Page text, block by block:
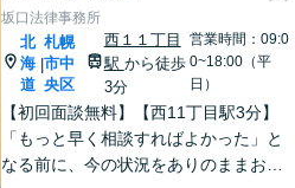
坂口法律事務所
北
海
道
|
札幌
市中
央区
西１１丁目
駅 から徒歩
3分
営業時間：09:0
0~18:00（平
日）
【初回面談無料】【西11丁目駅3分】
「もっと早く相談すればよかった」と
なる前に、今の状況をありのままお聞